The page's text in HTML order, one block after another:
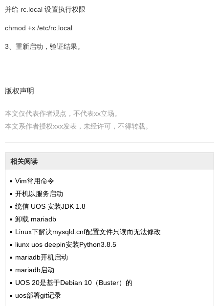
并给 rc.local 设置执行权限
chmod +x /etc/rc.local
3、重新启动，验证结果。
版权声明
本文仅代表作者观点，不代表xx立场。
本文系作者授权xxx发表，未经许可，不得转载。
相关阅读
Vim常用命令
开机以服务启动
统信 UOS 安装JDK 1.8
卸载 mariadb
Linux下解决mysqld.cnf配置文件只读而无法修改
liunx uos deepin安装Python3.8.5
mariadb开机启动
mariadb启动
UOS 20是基于Debian 10（Buster）的
uos部署git记录